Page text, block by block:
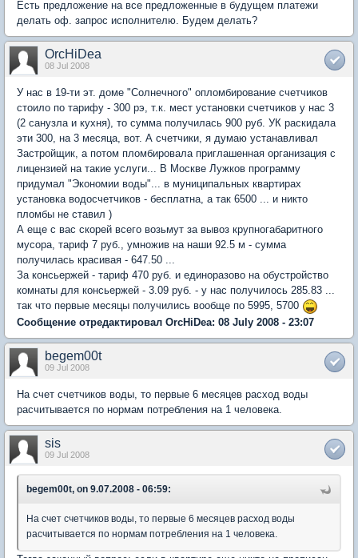
Есть предложение на все предложенные в будущем платежи
делать оф. запрос исполнителю. Будем делать?
OrcHiDea
08 Jul 2008
У нас в 19-ти эт. доме "Солнечного" опломбирование счетчиков
стоило по тарифу - 300 рэ, т.к. мест установки счетчиков у нас 3
(2 санузла и кухня), то сумма получилась 900 руб. УК раскидала
эти 300, на 3 месяца, вот. А счетчики, я думаю устанавливал
Застройщик, а потом пломбировала приглашенная организация с
лицензией на такие услуги... В Москве Лужков программу
придумал "Экономии воды"... в муниципальных квартирах
установка водосчетчиков - бесплатна, а так 6500 ... и никто
пломбы не ставил )
А еще с вас скорей всего возьмут за вывоз крупногабаритного
мусора, тариф 7 руб., умножив на наши 92.5 м - сумма
получилась красивая - 647.50 ...
За консьержей - тариф 470 руб. и единоразово на обустройство
комнаты для консьержей - 3.09 руб. - у нас получилось 285.83 ...
так что первые месяцы получились вообще по 5995, 5700
Сообщение отредактировал OrcHiDea: 08 July 2008 - 23:07
begem00t
09 Jul 2008
На счет счетчиков воды, то первые 6 месяцев расход воды
расчитывается по нормам потребления на 1 человека.
sis
09 Jul 2008
begem00t, on 9.07.2008 - 06:59:
На счет счетчиков воды, то первые 6 месяцев расход воды
расчитывается по нормам потребления на 1 человека.